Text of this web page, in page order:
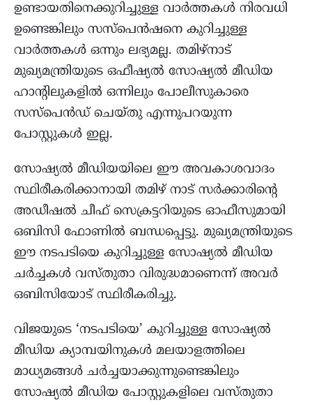
ഉണ്ടായതിനെക്കുറിച്ചുള്ള വാർത്തകൾ നിരവധി
ഉണ്ടെങ്കിലും സസ്പെൻഷനെ കുറിച്ചുള്ള
വാർത്തകൾ ഒന്നും ലഭ്യമല്ല. തമിഴ്നാട്
മുഖ്യമന്ത്രിയുടെ ഒഫീഷ്യല്‍ സോഷ്യല്‍ മീഡിയ
ഹാന്റിലുകളില്‍ ഒന്നിലും പോലീസുകാരെ
സസ്പെന്‍ഡ് ചെയ്തു എന്നുപറയുന്ന
പോസ്റ്റുകള്‍ ഇല്ല.
സോഷ്യൽ മീഡിയയിലെ ഈ അവകാശവാദം
സ്ഥിരീകരിക്കാനായി തമിഴ് നാട് സർക്കാരിൻ്റെ
അഡീഷൽ ചീഫ് സെക്രട്ടറിയുടെ ഓഫീസുമായി
ഒബിസി ഫോണിൽ ബന്ധപ്പെട്ടു. മുഖ്യമന്ത്രിയുടെ
ഈ നടപടിയെ കുറിച്ചുള്ള സോഷ്യൽ മീഡിയ
ചർച്ചകൾ വസ്തുതാ വിരുദ്ധമാണെന്ന് അവർ
ഒബിസിയോട് സ്ഥിരീകരിച്ചു.
വിജയുടെ ‘നടപടിയെ’ കുറിച്ചുള്ള സോഷ്യൽ
മീഡിയ ക്യാമ്പയിനുകൾ മലയാളത്തിലെ
മാധ്യമങ്ങൾ ചർച്ചയാക്കുന്നുണ്ടെങ്കിലും
സോഷ്യൽ മീഡിയ പോസ്റ്റുകളിലെ വസ്തുതാ